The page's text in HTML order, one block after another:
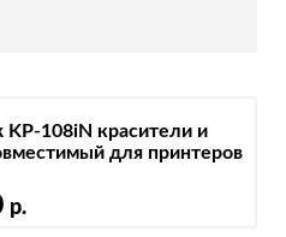
KP-108iN красители и
для принтеров
р.